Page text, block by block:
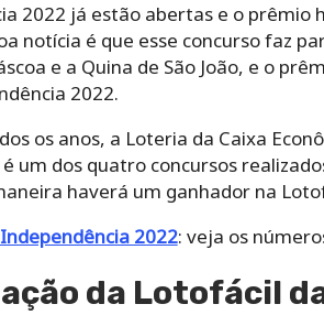
2022 já estão abertas e o prêmio
notícia é que esse concurso faz
e a Quina de São João, e o
2022.
os anos, a Loteria da Caixa
um dos quatro concursos
haverá um ganhador na
2022: veja os
da Lotofácil